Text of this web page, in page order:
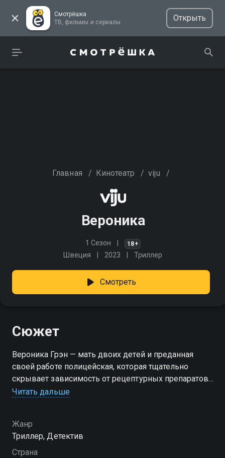
Смотрёшка
ТВ, фильмы и сериалы
Открыть
Главная / Кинотеатр / viju /
Вероника
1 Сезон 18+
Швеция 2023 Триллер
Смотреть
Сюжет
Вероника Грэн — мать двоих детей и преданная
своей работе полицейская, которая тщательно
скрывает зависимость от рецептурных препаратов.
Она избегает социальных контактов и держит свои
это галлюцинацией, но вскоре появляются и другие
призраки. Все они — жертвы нераскрытых
преступлений, а ключ к разгадке кроется в прошлом
Читать дальше
Жанр
Триллер, Детектив
Страна